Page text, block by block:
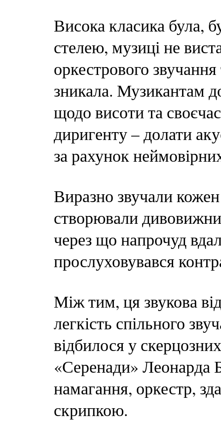
Висока класика була,
стелею, музиці не
оркестрового
зникала. Музикантам
щодо висоти та
диригенту – долати
за рахунок
Виразно звучали
створювали
через що напрочуд
прослуховувався
Між тим, ця звукова
легкість спільного
відбилося у
«Серенади» Леонарда
намагання, оркестр,
скрипкою.